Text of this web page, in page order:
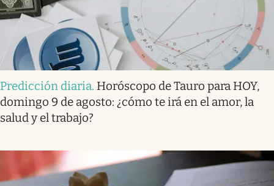
Predicción diaria. Horóscopo de Tauro para HOY,
domingo 9 de agosto: ¿cómo te irá en el amor, la
salud y el trabajo?